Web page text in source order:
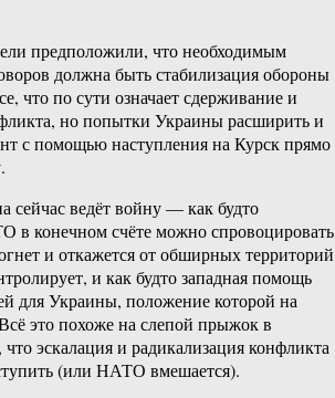
предположили, что необходимым
должна быть стабилизация обороны
что по сути означает сдерживание и
но попытки Украины расширить и
с помощью наступления на Курск прямо
сейчас ведёт войну — как будто
в конечном счёте можно
и откажется от обширных
и как будто западная помощь
для Украины, положение которой на
это похоже на слепой прыжок в
эскалация и радикализация конфликта
(или НАТО вмешается).